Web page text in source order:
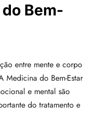
Bem-
entre mente e corpo
Medicina do Bem-Estar
e mental são
do tratamento e